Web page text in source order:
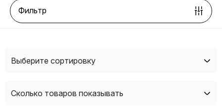
Фильтр
Выберите сортировку
Сколько товаров показывать